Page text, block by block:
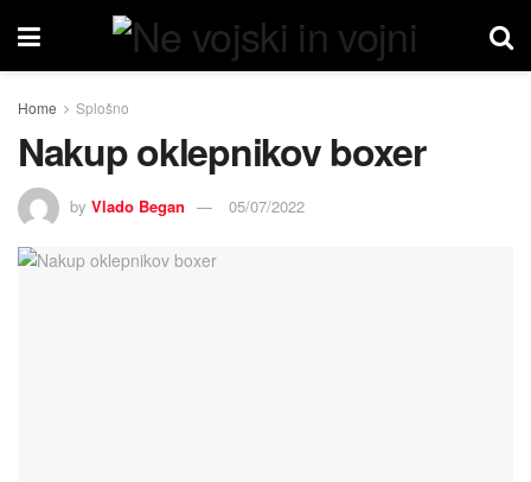
Home Splošno
Nakup oklepnikov boxer
by Vlado Began 05/07/2022